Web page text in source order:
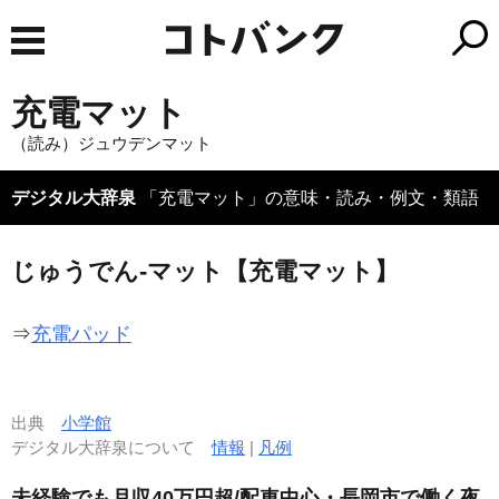
充電マット
（読み）ジュウデンマット
デジタル大辞泉 「充電マット」の意味・読み・例文・類語
じゅうでん‐マット【充電マット】
⇒充電パッド
出典 小学館
デジタル大辞泉について情報 | 凡例